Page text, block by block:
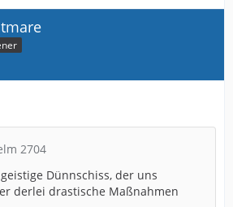
2704
Dünnschiss, der uns
derlei drastische Maßnahmen